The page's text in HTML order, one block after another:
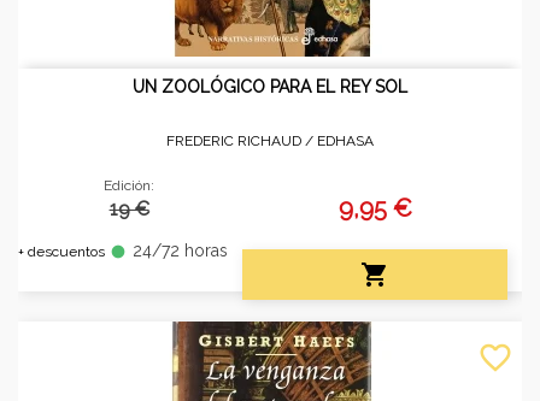
UN ZOOLÓGICO PARA EL REY SOL
FREDERIC RICHAUD / EDHASA
Edición:
19 €
+ descuentos fiber_manual_record 24/72 horas
9,95 €

favorite_border